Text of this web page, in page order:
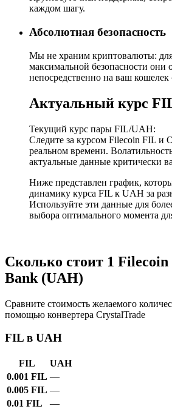
каждом шагу.
Абсолютная безопасность
Мы не храним криптовалюты:
максимальной безопасности они
непосредственно на ваш кошелек
Актуальный курс
Текущий курс пары FIL/UAH:
Следите за курсом Filecoin FIL и
реальном времени.
актуальные данные критически
Ниже представлен график,
динамику курса FIL к UAH за
Используйте эти данные для
выбора оптимального момента
Сколько стоит 1
Bank (UAH)
Сравните стоимость желаемого
помощью конвертера CrystalTrade
FIL в UAH
FIL
UAH
0.001 FIL —
0.005 FIL —
0.01 FIL
—